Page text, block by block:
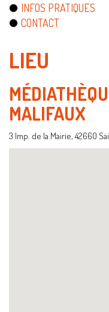
INFOS PRATIQUES
CONTACT
LIEU
MALIFAUX
3 Imp. de la Mairie, 42660